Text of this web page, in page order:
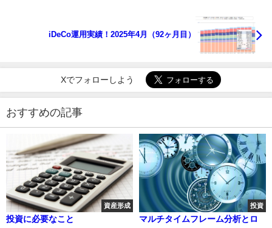
iDeCo運用実績！2025年4月（92ヶ月目）
Xでフォローしよう
おすすめの記事
資産形成
投資に必要なこと
投資
マルチタイムフレーム分析とロ